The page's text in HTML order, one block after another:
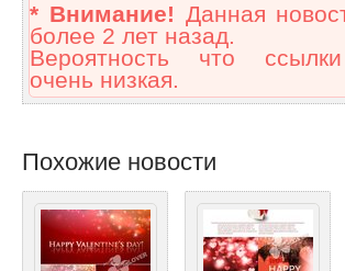
* Внимание! Данная
более 2 лет назад.
Вероятность что
очень низкая.
Похожие новости